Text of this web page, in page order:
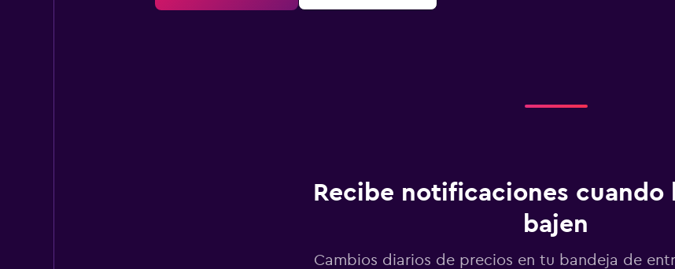
Recibe notificaciones cuando
bajen
Cambios diarios de precios en tu bandeja de